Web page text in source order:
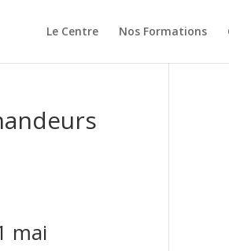
Le Centre Nos Formations
mai